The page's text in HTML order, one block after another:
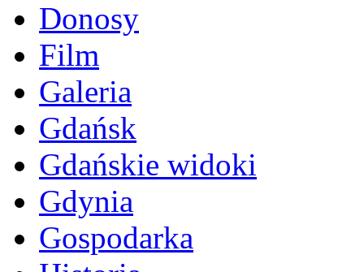
Donosy
Film
Galeria
Gdańsk
Gdańskie widoki
Gdynia
Gospodarka